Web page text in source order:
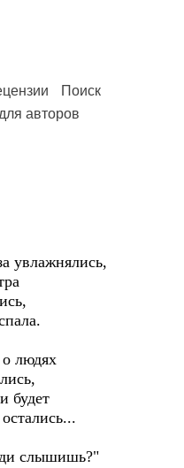
Поиск
авторов
увлажнялись,
людях
будет
слышишь?"